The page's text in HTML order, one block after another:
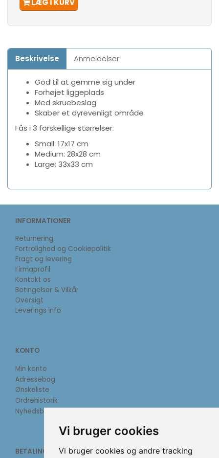
Vi bruger cookies
Vi bruger cookies og andre tracking
LÆG I KURV
Beskrivelse Anmeldelser
God til at gemme sig under
Forhøjet liggeplads
Med skruebeslag
Skaber et dyrevenligt område
Fås i 3 forskellige størrelser:
Small: 17x17 cm
Medium: 28x28 cm
Large: 33x33 cm
INFORMATIONER
Returnering
Fortrolighed og Cookiepolitik
Fragt og levering
Firmaprofil
Kontakt os
Betingelser & Vilkår
Oversigt
Leverings info
KONTO
Min konto
Adressebog
Ønskeliste
Ordrehistorik
Nyhedsbrev
BETALINGSMETODER